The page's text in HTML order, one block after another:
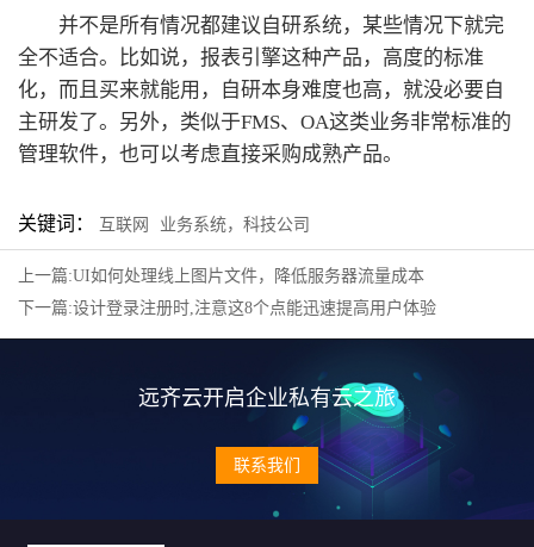
并不是所有情况都建议自研系统，某些情况下就完
全不适合。比如说，报表引擎这种产品，高度的标准
化，而且买来就能用，自研本身难度也高，就没必要自
主研发了。另外，类似于FMS、OA这类业务非常标准的
管理软件，也可以考虑直接采购成熟产品。
关键词： 互联网 业务系统，科技公司
上一篇:UI如何处理线上图片文件，降低服务器流量成本
下一篇:设计登录注册时,注意这8个点能迅速提高用户体验
远齐云开启企业私有云之旅
联系我们